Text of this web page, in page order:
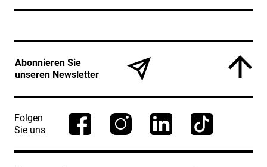
Abonnieren Sie
unseren Newsletter
Folgen
Sie uns